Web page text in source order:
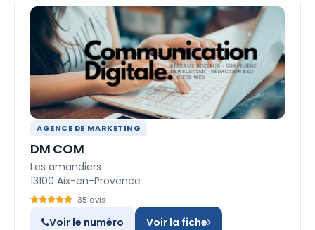
AGENCE DE MARKETING
DM COM
Les amandiers
13100 Aix-en-Provence
35 avis
Voir le numéro Voir la fiche